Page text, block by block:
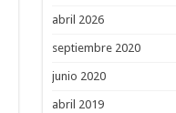
abril 2026
septiembre 2020
junio 2020
abril 2019